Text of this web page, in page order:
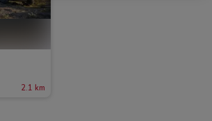
2.1 km